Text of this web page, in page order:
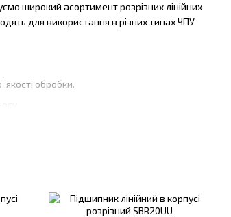
широкий асортимент розрізних лінійних
для використання в різних типах ЧПУ
обробки.
деревообробку, виготовлення